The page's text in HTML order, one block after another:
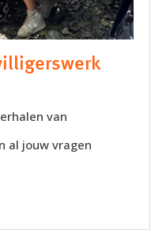
van
al jouw vragen